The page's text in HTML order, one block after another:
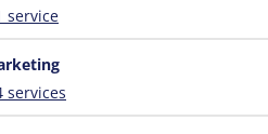
service
services